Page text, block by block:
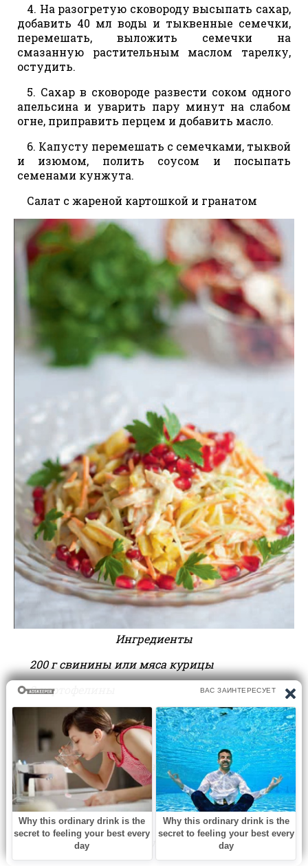
4. На разогретую сковороду высыпать сахар,
добавить 40 мл воды и тыквенные семечки,
перемешать, выложить семечки на
смазанную растительным маслом тарелку,
остудить.
5. Сахар в сковороде развести соком одного
апельсина и уварить пару минут на слабом
огне, приправить перцем и добавить масло.
6. Капусту перемешать с семечками, тыквой
и изюмом, полить соусом и посыпать
семенами кунжута.
Салат с жареной картошкой и гранатом
Ингредиенты
200 г свинины или мяса курицы
2 картофелины
1 морковь
1 редька
1 маленькая луковица
1/2 крупного граната
майонез
растительное масло для обжаривания